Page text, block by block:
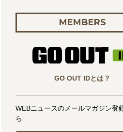
MEMBERS
GO OUT IDとは？
WEBニュースのメールマガジン登
ら